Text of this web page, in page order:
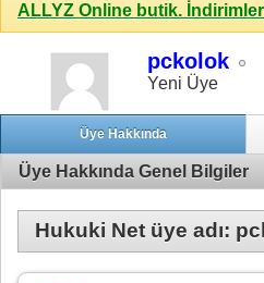
ALLYZ Online butik.
pckolok
Yeni Üye
Üye Hakkında
Üye Hakkında Genel Bilgiler
Hukuki Net üye adı: